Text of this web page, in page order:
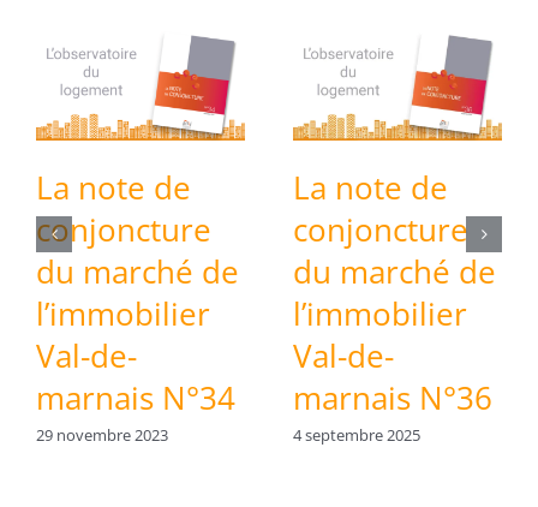
La note de
conjoncture
du marché de
l’immobilier
Val-de-
marnais N°34
29 novembre 2023
La note de
conjoncture
du marché de
l’immobilier
Val-de-
marnais N°36
4 septembre 2025